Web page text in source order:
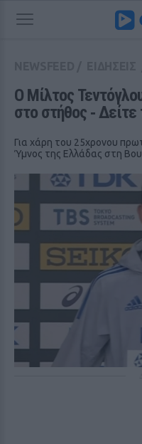
Ο Μίλτος
στο στήθος ‑
Για χάρη του 25χρονου
Ύμνος της Ελλάδας στη